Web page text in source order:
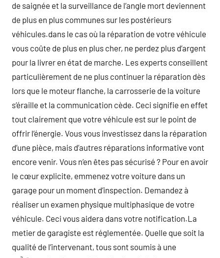
de saignée et la surveillance de l’angle mort deviennent
de plus en plus communes sur les postérieurs
véhicules.dans le cas où la réparation de votre véhicule
vous coûte de plus en plus cher, ne perdez plus d’argent
pour la livrer en état de marche. Les experts conseillent
particulièrement de ne plus continuer la réparation dès
lors que le moteur flanche, la carrosserie de la voiture
s’éraille et la communication cède. Ceci signifie en effet
tout clairement que votre véhicule est sur le point de
offrir l’énergie. Vous vous investissez dans la réparation
d’une pièce, mais d’autres réparations informative vont
encore venir. Vous n’en êtes pas sécurisé ? Pour en avoir
le cœur explicite, emmenez votre voiture dans un
garage pour un moment d’inspection. Demandez à
réaliser un examen physique multiphasique de votre
véhicule. Ceci vous aidera dans votre notification.La
metier de garagiste est réglementée. Quelle que soit la
qualité de l’intervenant, tous sont soumis à une